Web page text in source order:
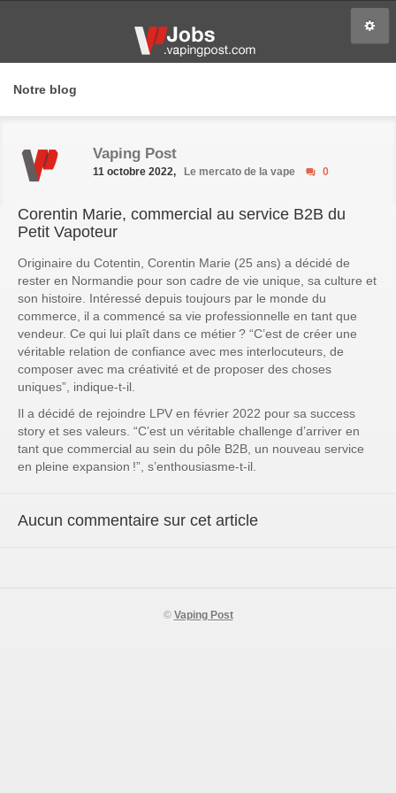
Notre blog
Vaping Post
11 octobre 2022, Le mercato de la vape 0
Corentin Marie, commercial au service B2B du
Petit Vapoteur
Originaire du Cotentin, Corentin Marie (25 ans) a décidé de
rester en Normandie pour son cadre de vie unique, sa culture et
son histoire. Intéressé depuis toujours par le monde du
commerce, il a commencé sa vie professionnelle en tant que
vendeur. Ce qui lui plaît dans ce métier ? “C’est de créer une
véritable relation de confiance avec mes interlocuteurs, de
composer avec ma créativité et de proposer des choses
uniques” , indique-t-il.
Il a décidé de rejoindre LPV en février 2022 pour sa success
story et ses valeurs. “C’est un véritable challenge d’arriver en
tant que commercial au sein du pôle B2B, un nouveau service
en pleine expansion !” , s’enthousiasme-t-il.
Aucun commentaire sur cet article
© Vaping Post